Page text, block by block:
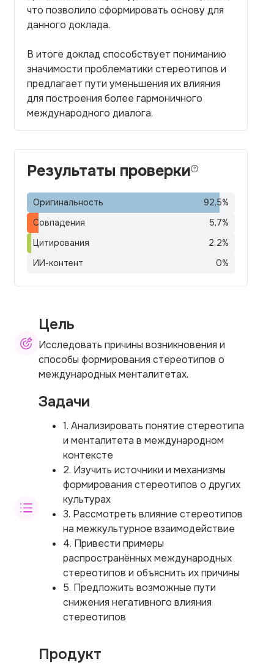
что позволило сформировать основу для
данного доклада.
В итоге доклад способствует пониманию
значимости проблематики стереотипов и
предлагает пути уменьшения их влияния
для построения более гармоничного
международного диалога.
Результаты проверки
Оригинальность 92,5%
Совпадения
5,7%
Цитирования
2,2%
ИИ-контент
0%
Цель
Исследовать причины возникновения и
способы формирования стереотипов о
международных менталитетах.
Задачи
1. Анализировать понятие стереотипа
и менталитета в международном
контексте
2. Изучить источники и механизмы
формирования стереотипов о других
культурах
3. Рассмотреть влияние стереотипов
на межкультурное взаимодействие
4. Привести примеры
распространённых международных
стереотипов и объяснить их причины
5. Предложить возможные пути
снижения негативного влияния
стереотипов
Продукт